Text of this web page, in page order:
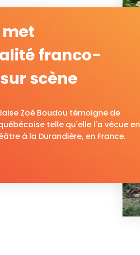
met
franco-
scène
Zoé Boudou témoigne de
telle qu'elle l'a vécue en
à la Durandière, en France.